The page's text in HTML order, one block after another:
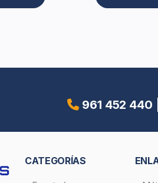
961 452 440
CATEGORÍAS